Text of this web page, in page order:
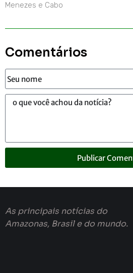
Menezes e Cabo
Comentários
Publicar
As principais notícias do
Amazonas, Brasil e do mundo.